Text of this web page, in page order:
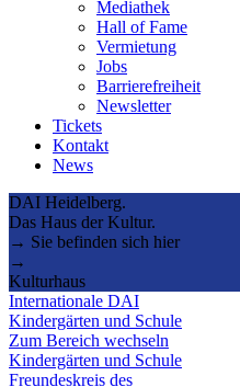
Mediathek
Hall of Fame
Vermietung
Jobs
Barrierefreiheit
Newsletter
Tickets
Kontakt
News
DAI Heidelberg.
Das Haus der Kultur.
→ Sie befinden sich hier
→
Kulturhaus
Internationale DAI
Kindergärten und Schule
Zum Bereich wechseln
Kindergärten und Schule
Freundeskreis des